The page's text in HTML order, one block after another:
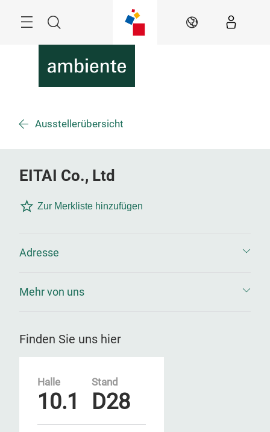
Suche DE
Ausstellerübersicht
EITAI Co., Ltd
Zur Merkliste hinzufügen
Adresse
Mehr von uns
Finden Sie uns hier
Halle
10.1
Stand
D28